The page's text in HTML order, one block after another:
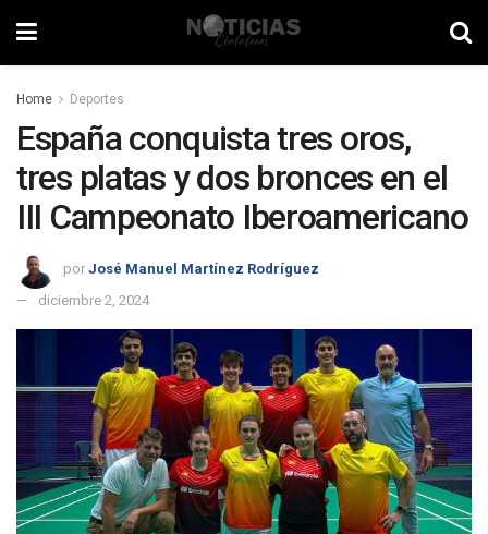
Home Deportes
España conquista tres oros,
tres platas y dos bronces en el
III Campeonato Iberoamericano
por José Manuel Martínez Rodríguez
diciembre 2, 2024